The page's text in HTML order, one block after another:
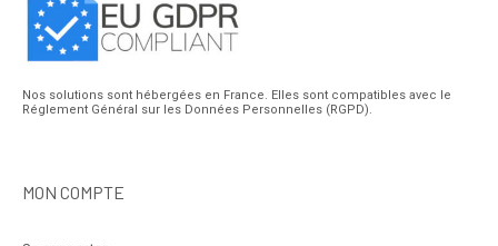
Nos solutions sont hébergées en France. Elles sont compatibles avec le
Réglement Général sur les Données Personnelles (RGPD).
MON COMPTE